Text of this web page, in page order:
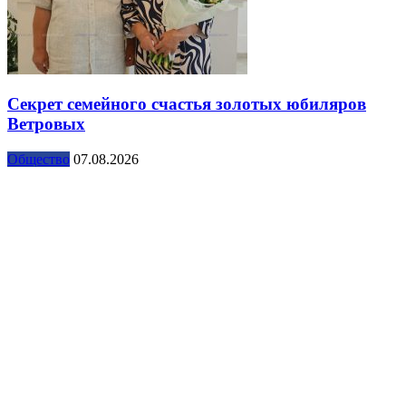
Секрет семейного счастья золотых юбиляров
Ветровых
Общество 07.08.2026